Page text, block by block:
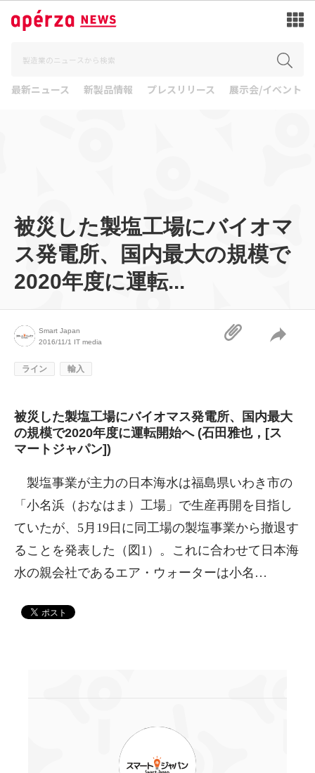
最新ニュース 新製品情報 プレスリリース 展示会/イベント
被災した製塩工場にバイオマ
ス発電所、国内最大の規模で
2020年度に運転...
Smart Japan
2016/11/1 IT media
ライン 輸入
被災した製塩工場にバイオマス発電所、国内最大
の規模で2020年度に運転開始へ (石田雅也，[ス
マートジャパン])
製塩事業が主力の日本海水は福島県いわき市の
「小名浜（おなはま）工場」で生産再開を目指し
ていたが、5月19日に同工場の製塩事業から撤退す
ることを発表した（図1）。これに合わせて日本海
水の親会社であるエア・ウォーターは小名…